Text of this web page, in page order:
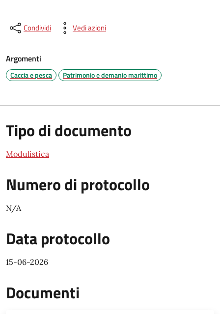
Condividi Vedi azioni
Argomenti
Caccia e pesca Patrimonio e demanio marittimo
Tipo di documento
Modulistica
Numero di protocollo
N/A
Data protocollo
15-06-2026
Documenti